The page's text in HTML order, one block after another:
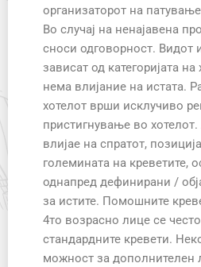
организаторот на
Во случај на ненајавена
сноси одговорност. Видот
зависат од категоријата
нема влијание на истата.
хотелот врши исклучиво
пристигнување во
влијае на спратот,
големината на креветите,
однапред дефинирани /
за истите. Помошните
4то возрасно лице се
стандардните кревети.
можност за дополнителен